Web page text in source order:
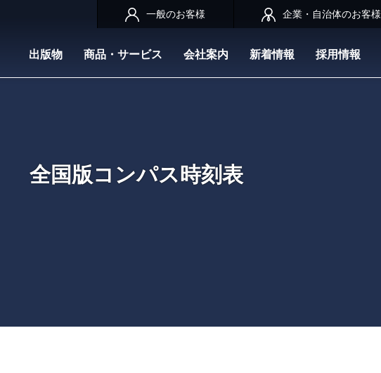
出版物 商品・サービス 会社案内 新着情報 採用情報
一般のお客様 企業・自治体のお客様
全国版コンパス時刻表